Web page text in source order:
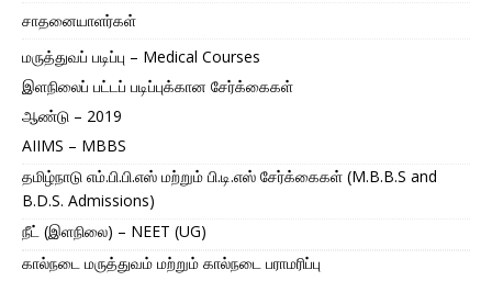
சாதனையாளர்கள்
மருத்துவப் படிப்பு – Medical Courses
இளநிலைப் பட்டப் படிப்புக்கான சேர்க்கைகள்
ஆண்டு – 2019
AIIMS – MBBS
தமிழ்நாடு எம்.பி.பி.எஸ் மற்றும் பி.டி.எஸ் சேர்க்கைகள் (M.B.B.S and
B.D.S. Admissions)
நீட் (இளநிலை) – NEET (UG)
கால்நடை மருத்துவம் மற்றும் கால்நடை பராமரிப்பு